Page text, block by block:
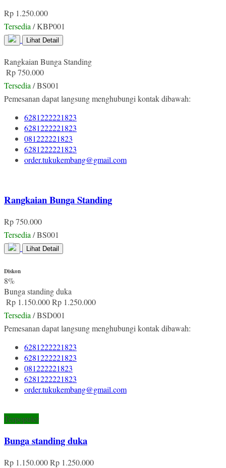
Rp 1.250.000
Tersedia / KBP001
Lihat Detail
Rangkaian Bunga Standing
Rp 750.000
Tersedia / BS001
Pemesanan dapat langsung menghubungi kontak dibawah:
6281222221823
6281222221823
081222221823
6281222221823
order.tukukembang@gmail.com
Rangkaian Bunga Standing
Rp 750.000
Tersedia / BS001
Lihat Detail
Diskon
8%
Bunga standing duka
Rp 1.150.000Rp 1.250.000
Tersedia / BSD001
Pemesanan dapat langsung menghubungi kontak dibawah:
6281222221823
6281222221823
081222221823
6281222221823
order.tukukembang@gmail.com
Terpopuler
Bunga standing duka
Rp 1.150.000Rp 1.250.000